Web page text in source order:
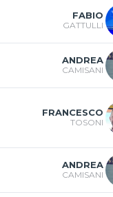
FABIO
GATTULLI
ANDREA
CAMISANI
FRANCESCO
TOSONI
ANDREA
CAMISANI